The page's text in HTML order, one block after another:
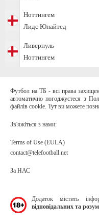
Ноттингем
Лидс Юнайтед
Ливерпуль
Ноттингем
Футбол на ТБ - всі права
автоматично погоджуєтеся з
файлів cookie. Тут ви можете
Зв'яжіться з нами:
Terms of Use (EULA)
contact@telefootball.net
За НАС
Додаток містить
відповідальних та